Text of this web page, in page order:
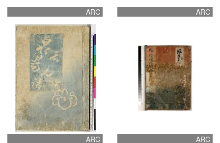
ARC ARC
ARC ARC